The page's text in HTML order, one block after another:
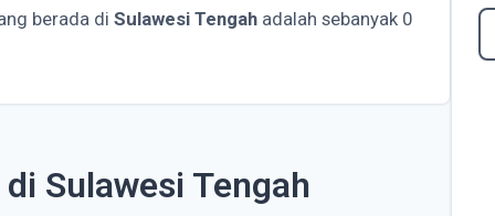
berada di Sulawesi Tengah adalah sebanyak 0
Sulawesi Tengah